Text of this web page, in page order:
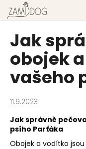
obsah
Jak
obojek
vašeho
11.9.2023
Jak správně
psího Parťáka
Obojek a vodítko
o
C
o
p
t
ř
e
b